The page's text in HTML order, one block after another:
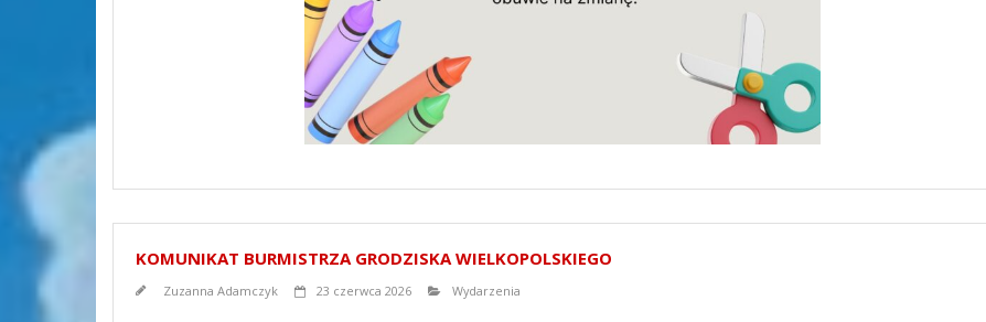
KOMUNIKAT BURMISTRZA GRODZISKA WIELKOPOLSKIEGO
Zuzanna Adamczyk 23 czerwca 2026 Wydarzenia